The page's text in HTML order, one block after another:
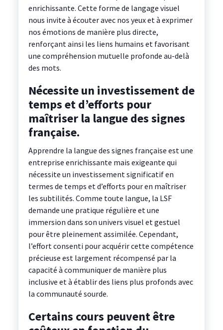
enrichissante. Cette forme de langage visuel
nous invite à écouter avec nos yeux et à exprimer
nos émotions de manière plus directe,
renforçant ainsi les liens humains et favorisant
une compréhension mutuelle profonde au-delà
des mots.
Nécessite un investissement de
temps et d’efforts pour
maîtriser la langue des signes
française.
Apprendre la langue des signes française est une
entreprise enrichissante mais exigeante qui
nécessite un investissement significatif en
termes de temps et d’efforts pour en maîtriser
les subtilités. Comme toute langue, la LSF
demande une pratique régulière et une
immersion dans son univers visuel et gestuel
pour être pleinement assimilée. Cependant,
l’effort consenti pour acquérir cette compétence
précieuse est largement récompensé par la
capacité à communiquer de manière plus
inclusive et à établir des liens plus profonds avec
la communauté sourde.
Certains cours peuvent être